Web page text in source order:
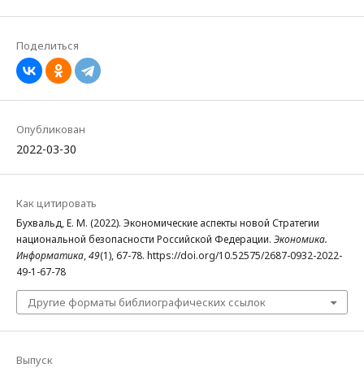
Поделиться
Опубликован
2022-03-30
Как цитировать
Бухвальд, Е. М. (2022). Экономические аспекты новой Стратегии
национальной безопасности Российской Федерации. Экономика.
Информатика,49(1), 67-78. https://doi.org/10.52575/2687-0932-2022-
49-1-67-78
Другие форматы библиографических ссылок
Выпуск